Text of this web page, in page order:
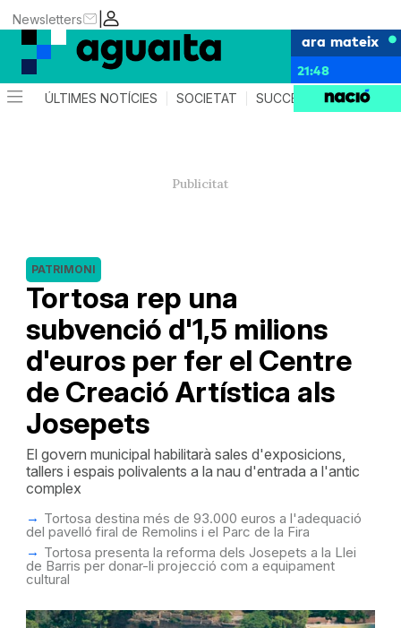
|
Newsletters
ara mateix
21:48
ÚLTIMES NOTÍCIES SOCIETAT SUCCESSOS AGENDA
Tortosa rep una
subvenció d'1,5 milions
d'euros per fer el Centre
de Creació Artística als
Josepets
PATRIMONI
El govern municipal habilitarà sales d'exposicions,
tallers i espais polivalents a la nau d'entrada a l'antic
complex
Tortosa destina més de 93.000 euros a l'adequació
del pavelló firal de Remolins i el Parc de la Fira
Tortosa presenta la reforma dels Josepets a la Llei
de Barris per donar-li projecció com a equipament
cultural